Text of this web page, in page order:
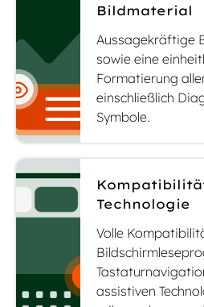
Bildmaterial
Aussagekräftige
sowie eine
Formatierung
einschließlich
Symbole.
Technologie
Volle
assistiven